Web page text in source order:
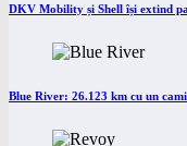
DKV Mobility și Shell își extind
Blue River: 26.123 km cu un